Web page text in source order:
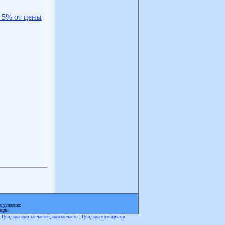
5% от цены
условиях
Продажа авто запчастей, автозапчасти| Продажа мотоциклов